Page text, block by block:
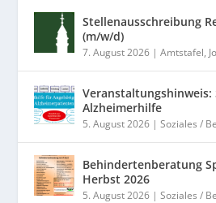
Stellenausschreibung
(m/w/d)
7. August 2026 |Amtstafel,
Veranstaltungshinweis:
Alzheimerhilfe
5. August 2026 |Soziales /
Behindertenberatung
Herbst 2026
5. August 2026 |Soziales /